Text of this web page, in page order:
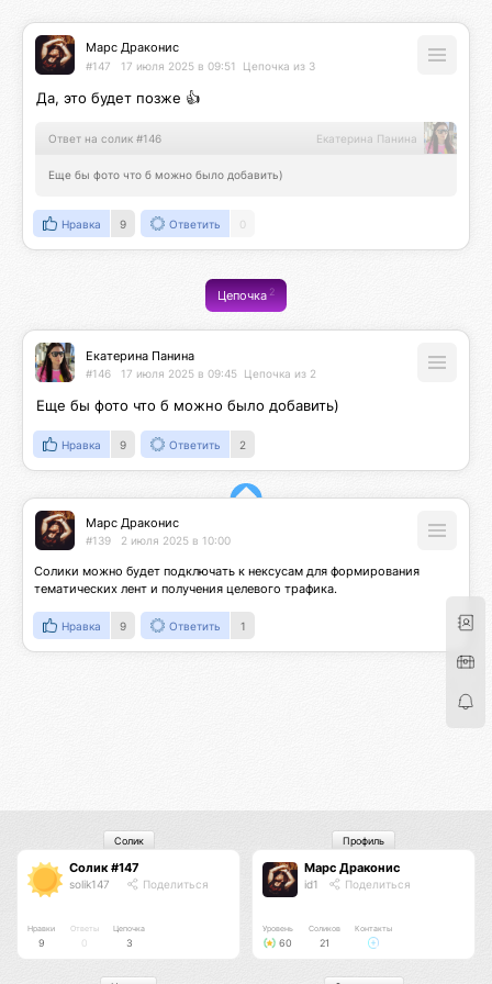
Марс Драконис
#147 17 июля 2025 в 09:51 Цепочка из 3
Да, это будет позже 👍
Ответ на солик #146 Екатерина Панина
Еще бы фото что б можно было добавить)
Нравка 9 Ответить 0
Цепочка2
Екатерина Панина
#146 17 июля 2025 в 09:45 Цепочка из 2
Еще бы фото что б можно было добавить)
Нравка 9 Ответить 2
Марс Драконис
#139 2 июля 2025 в 10:00
Солики можно будет подключать к нексусам для формирования
тематических лент и получения целевого трафика.
Нравка 9 Ответить 1
Солик #147
solik147 Поделиться
Нравки
9
Ответы
0
Цепочка
3
Солик
Марс Драконис
id1 Поделиться
Уровень
60
Соликов
21
Контакты
Профиль